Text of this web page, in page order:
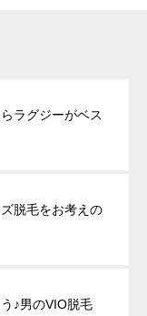
ラグジーがベス
脱毛をお考えの
♪男のVIO脱毛